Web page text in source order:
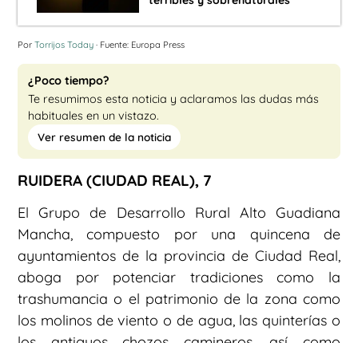
Por Torrijos Today · Fuente: Europa Press
¿Poco tiempo?
Te resumimos esta noticia y aclaramos las dudas más
habituales en un vistazo.
Ver resumen de la noticia
RUIDERA (CIUDAD REAL), 7
El Grupo de Desarrollo Rural Alto Guadiana
Mancha, compuesto por una quincena de
ayuntamientos de la provincia de Ciudad Real,
aboga por potenciar tradiciones como la
trashumancia o el patrimonio de la zona como
los molinos de viento o de agua, las quinterías o